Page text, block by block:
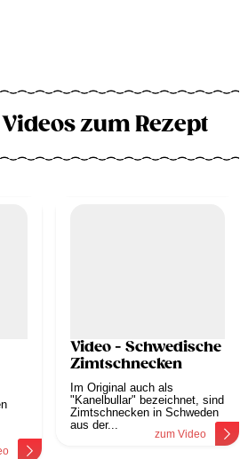
zum Rezept
Video - Schwedische
Zimtschnecken
Im Original auch als
"Kanelbullar" bezeichnet, sind
Zimtschnecken in Schweden
aus der...
zum Video